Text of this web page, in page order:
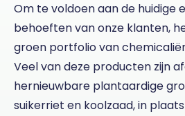
Om te voldoen aan de huidige
behoeften van onze klanten,
groen portfolio van
Veel van deze producten zijn
hernieuwbare plantaardige
suikerriet en koolzaad, in